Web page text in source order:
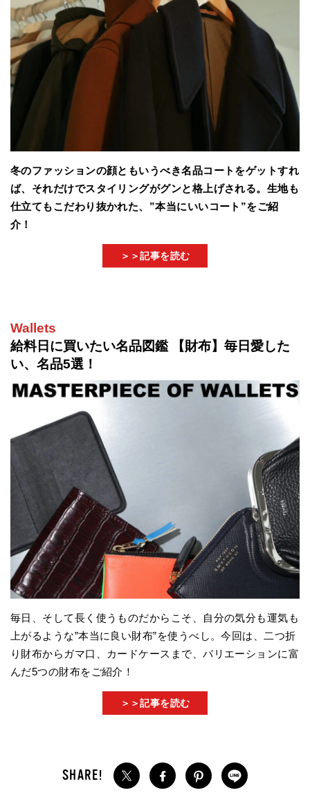
冬のファッションの顔ともいうべき名品コートをゲットすれ
ば、それだけでスタイリングがグンと格上げされる。生地も
仕立てもこだわり抜かれた、”本当にいいコート”をご紹
介！
＞＞記事を読む
Wallets
給料日に買いたい名品図鑑 【財布】毎日愛した
い、名品5選！
毎日、そして長く使うものだからこそ、自分の気分も運気も
上がるような”本当に良い財布”を使うべし。今回は、二つ折
り財布からガマ口、カードケースまで、バリエーションに富
んだ5つの財布をご紹介！
＞＞記事を読む